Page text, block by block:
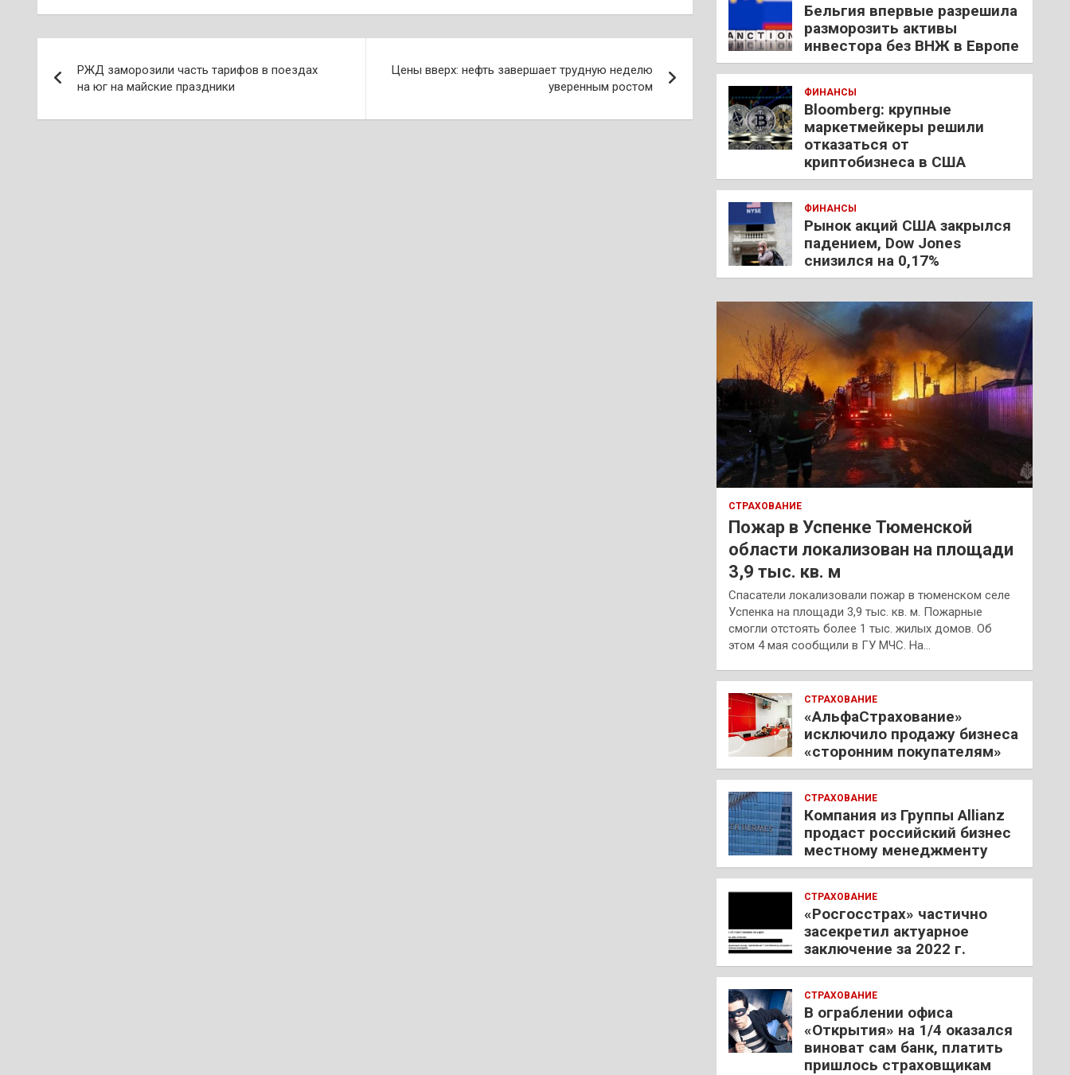
по
записям
РЖД заморозили часть тарифов в поездах
на юг на майские праздники
Цены вверх: нефть завершает трудную неделю
уверенным ростом
Бельгия впервые разрешила
разморозить активы
инвестора без ВНЖ в Европе
ФИНАНСЫ
Bloomberg: крупные
маркетмейкеры решили
отказаться от
криптобизнеса в США
ФИНАНСЫ
Рынок акций США закрылся
падением, Dow Jones
снизился на 0,17%
СТРАХОВАНИЕ
Пожар в Успенке Тюменской
области локализован на площади
3,9 тыс. кв. м
Спасатели локализовали пожар в тюменском селе
Успенка на площади 3,9 тыс. кв. м. Пожарные
смогли отстоять более 1 тыс. жилых домов. Об
этом 4 мая сообщили в ГУ МЧС. На…
СТРАХОВАНИЕ
«АльфаСтрахование»
исключило продажу бизнеса
«сторонним покупателям»
СТРАХОВАНИЕ
Компания из Группы Allianz
продаст российский бизнес
местному менеджменту
СТРАХОВАНИЕ
«Росгосстрах» частично
засекретил актуарное
заключение за 2022 г.
СТРАХОВАНИЕ
В ограблении офиса
«Открытия» на 1/4 оказался
виноват сам банк, платить
пришлось страховщикам